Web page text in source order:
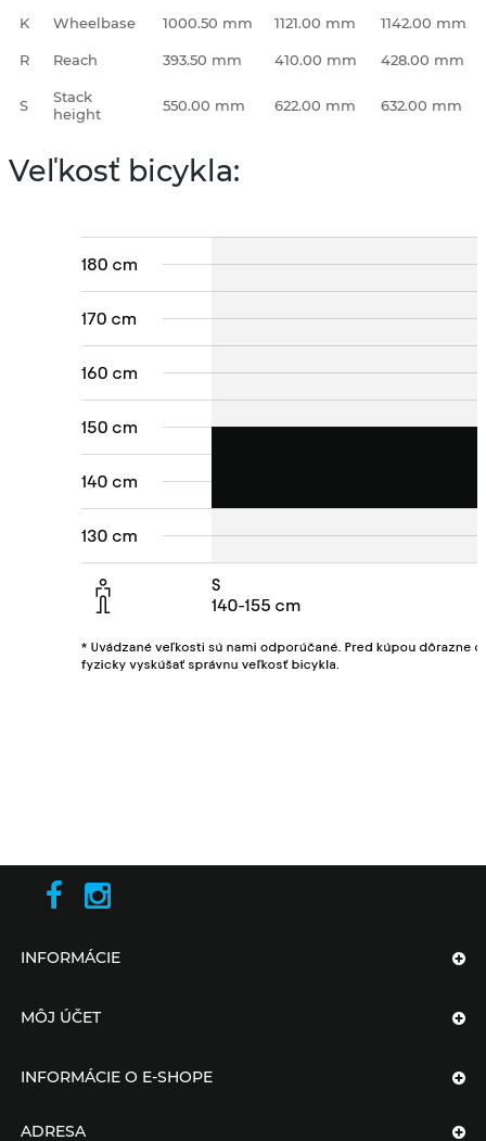
K Wheelbase 1000.50 mm 1121.00 mm 1142.00 mm
R Reach 393.50 mm 410.00 mm 428.00 mm
S
Stack
height
550.00 mm 622.00 mm 632.00 mm
Veľkosť bicykla:
INFORMÁCIE
MÔJ ÚČET
INFORMÁCIE O E-SHOPE
ADRESA